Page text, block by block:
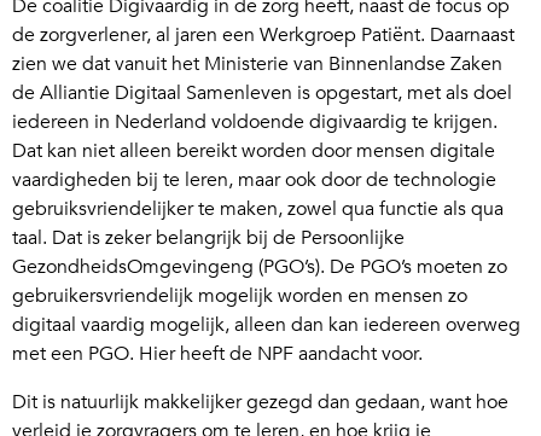
De coalitie Digivaardig in de zorg heeft, naast de focus op
de zorgverlener, al jaren een Werkgroep Patiënt. Daarnaast
zien we dat vanuit het Ministerie van Binnenlandse Zaken
de Alliantie Digitaal Samenleven is opgestart, met als doel
iedereen in Nederland voldoende digivaardig te krijgen.
Dat kan niet alleen bereikt worden door mensen digitale
vaardigheden bij te leren, maar ook door de technologie
gebruiksvriendelijker te maken, zowel qua functie als qua
taal. Dat is zeker belangrijk bij de Persoonlijke
GezondheidsOmgevingeng (PGO’s). De PGO’s moeten zo
gebruikersvriendelijk mogelijk worden en mensen zo
digitaal vaardig mogelijk, alleen dan kan iedereen overweg
met een PGO. Hier heeft de NPF aandacht voor.
Dit is natuurlijk makkelijker gezegd dan gedaan, want hoe